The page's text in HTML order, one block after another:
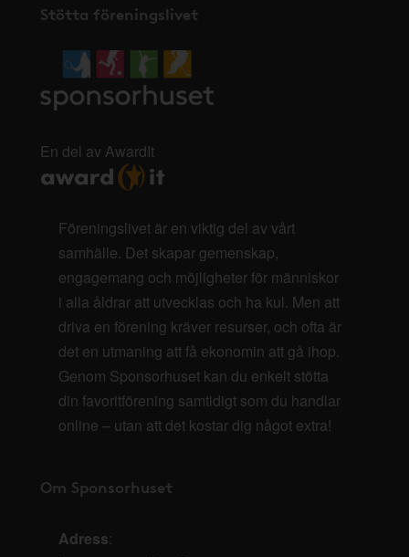
Stötta föreningslivet
En del av AwardIt
Föreningslivet är en viktig del av vårt
samhälle. Det skapar gemenskap,
engagemang och möjligheter för människor
i alla åldrar att utvecklas och ha kul. Men att
driva en förening kräver resurser, och ofta är
det en utmaning att få ekonomin att gå ihop.
Genom Sponsorhuset kan du enkelt stötta
din favoritförening samtidigt som du handlar
online – utan att det kostar dig något extra!
Om Sponsorhuset
Adress: